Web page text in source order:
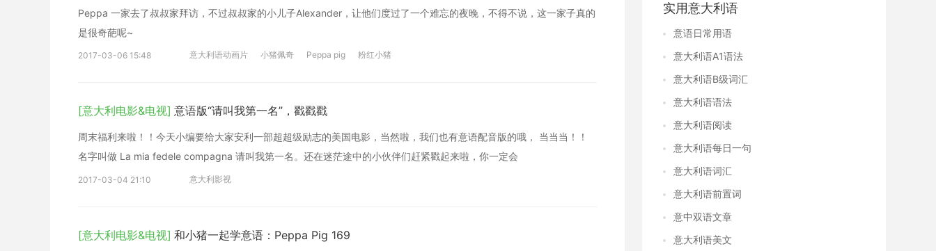
Peppa 一家去了叔叔家拜访，不过叔叔家的小儿子Alexander，让他们度过了一个难忘的夜晚，不得不说，这一家子真的
是很奇葩呢~
2017-03-06 15:48 意大利语动画片 小猪佩奇 Peppa pig 粉红小猪
[意大利电影&电视] 意语版“请叫我第一名”，戳戳戳
周末福利来啦！！今天小编要给大家安利一部超超级励志的美国电影，当然啦，我们也有意语配音版的哦， 当当当！！
名字叫做 La mia fedele compagna 请叫我第一名。还在迷茫途中的小伙伴们赶紧戳起来啦，你一定会
2017-03-04 21:10 意大利影视
[意大利电影&电视] 和小猪一起学意语：Peppa Pig 169
实用意大利语
意语日常用语
意大利语A1语法
意大利语B级词汇
意大利语语法
意大利语阅读
意大利语每日一句
意大利语词汇
意大利语前置词
意中双语文章
意大利语美文